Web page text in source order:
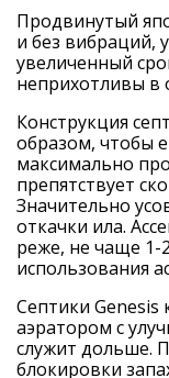
Продвинутый
и без вибраций,
увеличенный
неприхотливы в
Конструкция
образом, чтобы
максимально
препятствует
Значительно
откачки ила.
реже, не чаще 1-
использования
Септики
аэратором с
служит дольше.
блокировки